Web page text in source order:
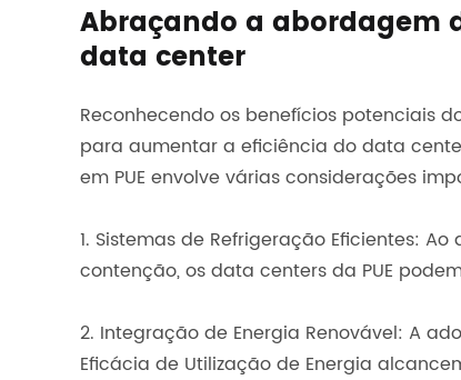
Abraçando a abordagem
data center
Reconhecendo os benefícios potenciais
para aumentar a eficiência do data
em PUE envolve várias considerações
1. Sistemas de Refrigeração Eficientes:
contenção, os data centers da PUE
2. Integração de Energia Renovável: A
Eficácia de Utilização de Energia